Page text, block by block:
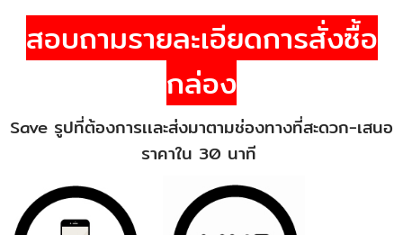
สอบถามรายละเอียดการสั่งซื้อ
กล่อง
Save รูปที่ต้องการเเละส่งมาตามช่องทางที่สะดวก-เสนอ
ราคาใน 30 นาที